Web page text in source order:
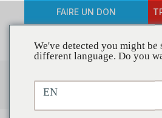
FAIRE UN DON
Centre de
We've detected you might be
different language. Do you
EN